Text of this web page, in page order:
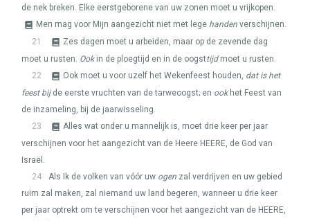
de nek breken. Elke eerstgeborene van uw zonen moet u vrijkopen.
Men mag voor Mijn aangezicht niet met lege handen verschijnen.
21
Zes dagen moet u arbeiden, maar op de zevende dag
moet u rusten. Ookin de ploegtijd en in de oogsttijdmoet u rusten.
22
Ook moet u voor uzelf het Wekenfeest houden, dat is het
feest bijde eerste vruchten van de tarweoogst; en ookhet Feest van
de inzameling, bij de jaarwisseling.
23
Alles wat onder u mannelijk is, moet drie keer per jaar
verschijnen voor het aangezicht van de Heere HEERE, de God van
Israël.
24
Als Ik de volken van vóór uw ogen zal verdrijven en uw gebied
ruim zal maken, zal niemand uw land begeren, wanneer u drie keer
per jaar optrekt om te verschijnen voor het aangezicht van de HEERE,